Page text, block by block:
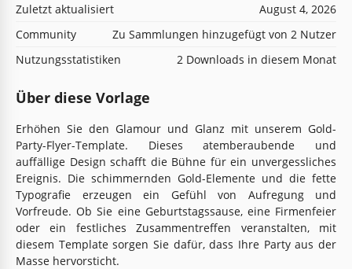
Zuletzt aktualisiert
August 4, 2026
Community
Zu Sammlungen hinzugefügt von 2 Nutzer
Nutzungsstatistiken
2 Downloads in diesem Monat
Über diese Vorlage
Erhöhen Sie den Glamour und Glanz mit unserem Gold-
Party-Flyer-Template. Dieses atemberaubende und
auffällige Design schafft die Bühne für ein unvergessliches
Ereignis. Die schimmernden Gold-Elemente und die fette
Typografie erzeugen ein Gefühl von Aufregung und
Vorfreude. Ob Sie eine Geburtstagssause, eine Firmenfeier
oder ein festliches Zusammentreffen veranstalten, mit
diesem Template sorgen Sie dafür, dass Ihre Party aus der
Masse hervorsticht.